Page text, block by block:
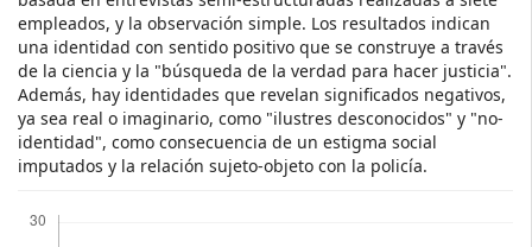
empleados, y la observación simple. Los resultados indican
una identidad con sentido positivo que se construye a través
de la ciencia y la "búsqueda de la verdad para hacer justicia".
Además, hay identidades que revelan significados negativos,
ya sea real o imaginario, como "ilustres desconocidos" y "no-
identidad", como consecuencia de un estigma social
imputados y la relación sujeto-objeto con la policía.